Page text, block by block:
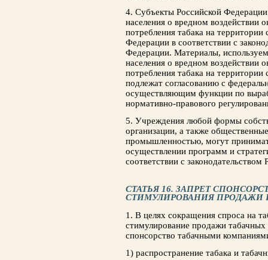
4. Субъекты Российской
населения о вредном воздействии
потребления табака на
Федерации в соответствии с
Федерации. Материалы,
населения о вредном воздействии
потребления табака на
подлежат согласованию с
осуществляющим функции по
нормативно-правового
5. Учреждения любой формы
организации, а также
промышленностью, могут
осуществлении программ и
соответствии с
СТАТЬЯ 16. ЗАПРЕТ
СТИМУЛИРОВАНИЯ ПРОДАЖИ
1. В целях сокращения спроса на
стимулирование продажи табачных
спонсорство табачными
1) распространение табака и